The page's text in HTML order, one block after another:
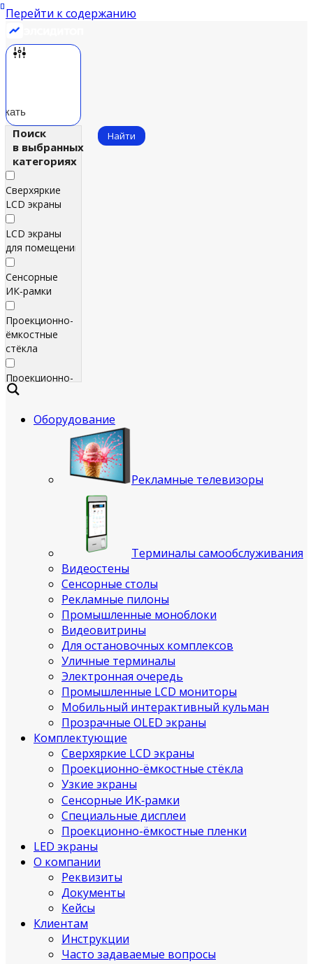
Перейти к содержанию
Поиск
в выбранных
категориях
Сверхяркие
LCD экраны
LCD экраны
для помещений
Сенсорные
ИК‑рамки
Проекционно-
ёмкостные
стёкла
Проекционно-
ёмкостные
Всепогодные
телевизоры
(уличные)
Найти
Оборудование
Рекламные телевизоры
Терминалы самообслуживания
Видеостены
Сенсорные столы
Рекламные пилоны
Промышленные моноблоки
Видеовитрины
Для остановочных комплексов
Уличные терминалы
Электронная очередь
Промышленные LCD мониторы
Мобильный интерактивный кульман
Прозрачные OLED экраны
Комплектующие
Сверхяркие LCD экраны
Проекционно-ёмкостные стёкла
Узкие экраны
Сенсорные ИК‑рамки
Специальные дисплеи
Проекционно-ёмкостные пленки
LED экраны
О компании
Реквизиты
Документы
Кейсы
Клиентам
Инструкции
Часто задаваемые вопросы